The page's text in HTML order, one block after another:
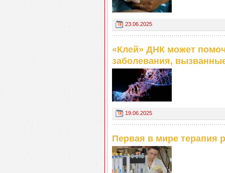
23.06.2025
«Клей» ДНК может
заболевания,
19.06.2025
Первая в мире терапия